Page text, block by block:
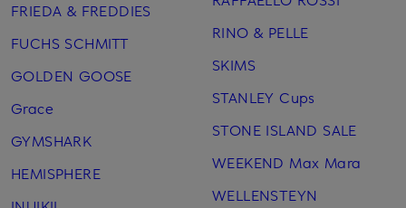
FRIEDA & FREDDIES
FUCHS SCHMITT
GOLDEN GOOSE
Grace
GYMSHARK
HEMISPHERE
RINO & PELLE
SKIMS
STANLEY Cups
STONE ISLAND SALE
WEEKEND Max Mara
WELLENSTEYN